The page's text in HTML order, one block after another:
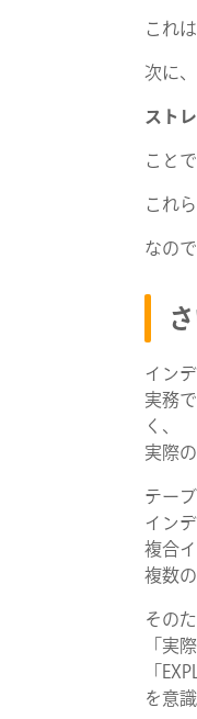
これ
次に、
スト
こと
これ
なの
イン
実務
く、
実際
テー
イン
複合
複数
その
「実
「
を意